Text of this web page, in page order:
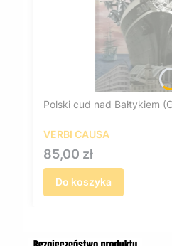
Polski cud nad Bałtykiem
VERBI CAUSA
Cena
85,00 zł
Do koszyka